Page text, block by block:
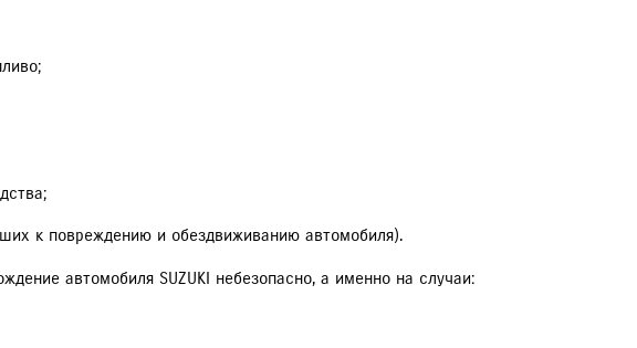
к повреждению и обездвиживанию автомобиля).
автомобиля SUZUKI небезопасно, а именно на случаи: